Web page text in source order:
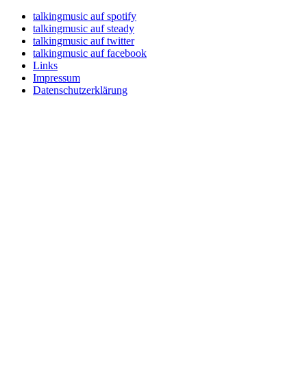
talkingmusic auf spotify
talkingmusic auf steady
talkingmusic auf twitter
talkingmusic auf facebook
Links
Impressum
Datenschutzerklärung